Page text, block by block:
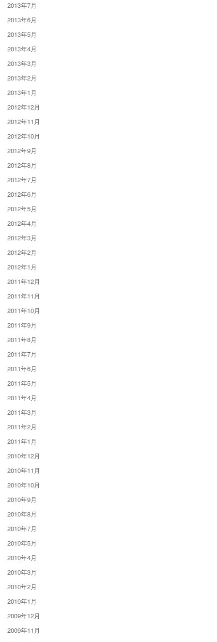
2013年7月
2013年6月
2013年5月
2013年4月
2013年3月
2013年2月
2013年1月
2012年12月
2012年11月
2012年10月
2012年9月
2012年8月
2012年7月
2012年6月
2012年5月
2012年4月
2012年3月
2012年2月
2012年1月
2011年12月
2011年11月
2011年10月
2011年9月
2011年8月
2011年7月
2011年6月
2011年5月
2011年4月
2011年3月
2011年2月
2011年1月
2010年12月
2010年11月
2010年10月
2010年9月
2010年8月
2010年7月
2010年5月
2010年4月
2010年3月
2010年2月
2010年1月
2009年12月
2009年11月